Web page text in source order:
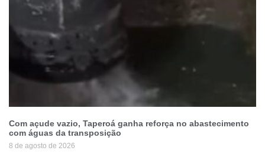
Com açude vazio, Taperoá ganha reforça no abastecimento
com águas da transposição
8 de agosto de 2026